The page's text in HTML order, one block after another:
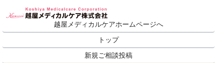
越屋メディカルケアホームページへ
トップ
新規ご相談投稿